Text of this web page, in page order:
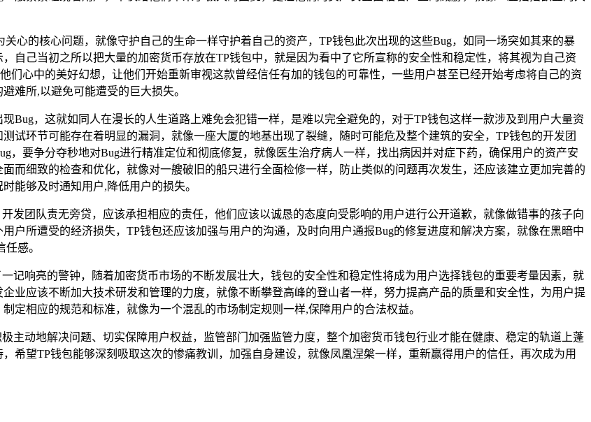
心的核心问题，就像守护自己的生命一样守护着自己的资产，TP钱包此次出现的这些Bug，如同一场突如其来的暴
自己当初之所以把大量的加密货币存放在TP钱包中，就是因为看中了它所宣称的安全性和稳定性，将其视为自己资
们心中的美好幻想，让他们开始重新审视这款曾经信任有加的钱包的可靠性，一些用户甚至已经开始考虑将自己的资
难所,以避免可能遭受的巨大损失。
Bug，这就如同人在漫长的人生道路上难免会犯错一样，是难以完全避免的，对于TP钱包这样一款涉及到用户大量资
试环节可能存在着明显的漏洞，就像一座大厦的地基出现了裂缝，随时可能危及整个建筑的安全，TP钱包的开发团
，要争分夺秒地对Bug进行精准定位和彻底修复，就像医生治疗病人一样，找出病因并对症下药，确保用户的资产安
而细致的检查和优化，就像对一艘破旧的船只进行全面检修一样，防止类似的问题再次发生，还应该建立更加完善的
能够及时通知用户,降低用户的损失。
发团队责无旁贷，应该承担相应的责任，他们应该以诚恳的态度向受影响的用户进行公开道歉，就像做错事的孩子向
户所遭受的经济损失，TP钱包还应该加强与用户的沟通，及时向用户通报Bug的修复进度和解决方案，就像在黑暗中
感。
记响亮的警钟，随着加密货币市场的不断发展壮大，钱包的安全性和稳定性将成为用户选择钱包的重要考量因素，就
业应该不断加大技术研发和管理的力度，就像不断攀登高峰的登山者一样，努力提高产品的质量和安全性，为用户提
定相应的规范和标准，就像为一个混乱的市场制定规则一样,保障用户的合法权益。
主动地解决问题、切实保障用户权益，监管部门加强监管力度，整个加密货币钱包行业才能在健康、稳定的轨道上蓬
希望TP钱包能够深刻吸取这次的惨痛教训，加强自身建设，就像凤凰涅槃一样，重新赢得用户的信任，再次成为用